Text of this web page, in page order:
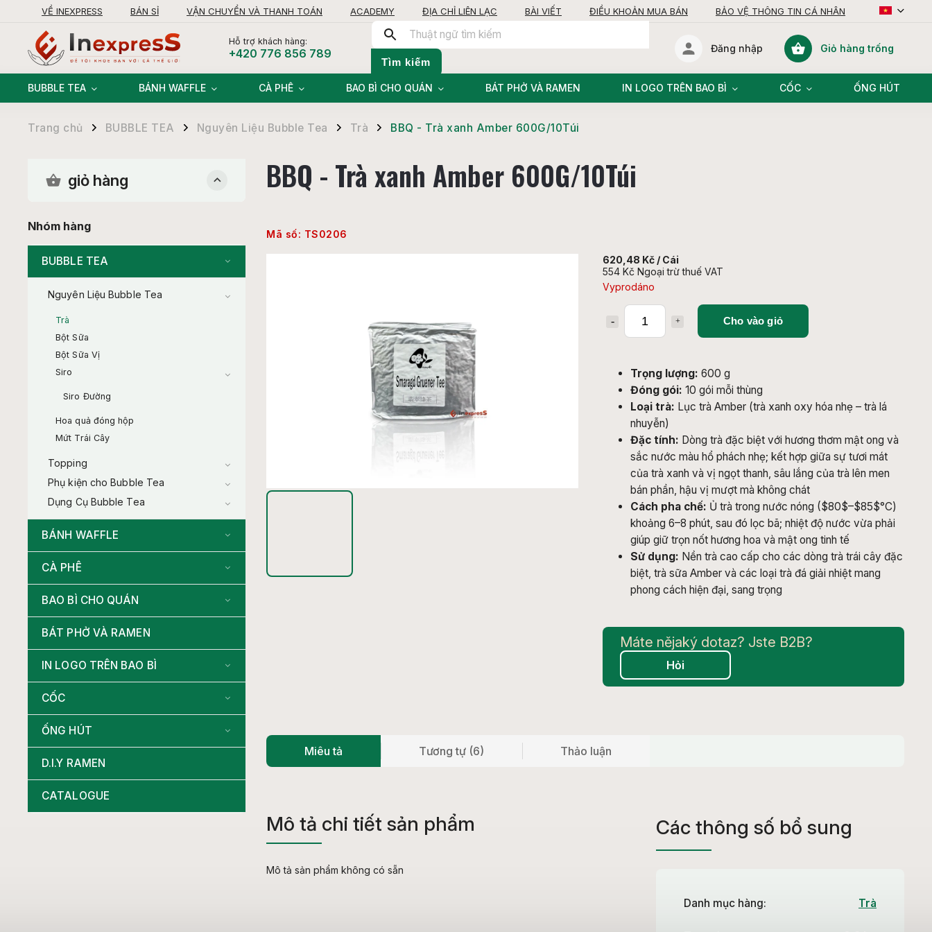
VỀ INEXPRESS BÁN SỈ VẬN CHUYỂN VÀ THANH TOÁN ACADEMY ĐỊA CHỈ LIÊN LẠC BÀI VIẾT ĐIỀU KHOẢN MUA BÁN
BẢO VỆ THÔNG TIN CÁ NHÂN
Hỗ trợ khách hàng:
+420 776 856 789
Tìm kiếm
giỏ
Giỏ hàng trống
Đăng nhập
BUBBLE TEA BÁNH WAFFLE CÀ PHÊ BAO BÌ CHO QUÁN BÁT PHỞ VÀ RAMEN IN LOGO TRÊN BAO BÌ CỐC ỐNG HÚT
Trang chủ / BUBBLE TEA / Nguyên Liệu Bubble Tea / Trà / BBQ - Trà xanh Amber 600G/10Túi
giỏ hàng
Nhóm hàng
BUBBLE TEA
Nguyên Liệu Bubble Tea
Trà
Bột Sữa
Bột Sữa Vị
Siro
Siro Đường
Hoa quả đóng hộp
Mứt Trái Cây
Topping
Phụ kiện cho Bubble Tea
Dụng Cụ Bubble Tea
BÁNH WAFFLE
CÀ PHÊ
BAO BÌ CHO QUÁN
BÁT PHỞ VÀ RAMEN
IN LOGO TRÊN BAO BÌ
CỐC
ỐNG HÚT
D.I.Y RAMEN
CATALOGUE
BBQ - Trà xanh Amber 600G/10Túi
Mã số: TS0206
620,48 Kč / Cái
554 Kč Ngoại trừ thuế VAT
Vyprodáno
Cho vào giỏ
Trọng lượng: 600 g
Đóng gói: 10 gói mỗi thùng
Loại trà: Lục trà Amber (trà xanh oxy hóa nhẹ – trà lá
nhuyễn)
Đặc tính: Dòng trà đặc biệt với hương thơm mật ong và
sắc nước màu hổ phách nhẹ; kết hợp giữa sự tươi mát
của trà xanh và vị ngọt thanh, sâu lắng của trà lên men
bán phần, hậu vị mượt mà không chát
Cách pha chế: Ủ trà trong nước nóng ($80$–$85$°C)
khoảng 6–8 phút, sau đó lọc bã; nhiệt độ nước vừa phải
giúp giữ trọn nốt hương hoa và mật ong tinh tế
Sử dụng: Nền trà cao cấp cho các dòng trà trái cây đặc
biệt, trà sữa Amber và các loại trà đá giải nhiệt mang
phong cách hiện đại, sang trọng
Hỏi
Miêu tả Tương tự (6) Thảo luận
Mô tả chi tiết sản phẩm
Mô tả sản phẩm không có sẵn
Các thông số bổ sung
Danh mục hàng: Trà